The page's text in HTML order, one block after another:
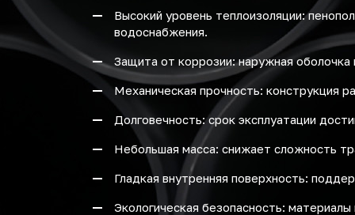
Высокий уровень теплоизоляции:
водоснабжения.
Защита от коррозии: наружная оболочка
Механическая прочность: конструкция
Долговечность: срок эксплуатации
Небольшая масса: снижает сложность
Гладкая внутренняя поверхность:
Экологическая безопасность: